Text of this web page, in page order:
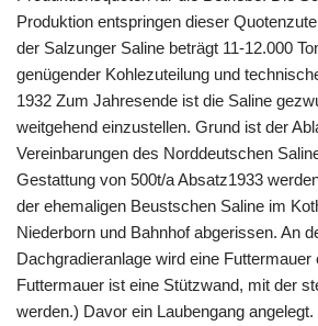
Produktion entspringen dieser
der Salzunger Saline beträgt 11-12.000
genügender Kohlezuteilung und
1932 Zum Jahresende ist die Saline
weitgehend einzustellen. Grund ist der
Vereinbarungen des Norddeutschen
Gestattung von 500t/a Absatz1933
der ehemaligen Beustschen Saline im
Niederborn und Bahnhof abgerissen. An
Dachgradieranlage wird eine Futtermauer
Futtermauer ist eine Stützwand, mit der
werden.) Davor ein Laubengang